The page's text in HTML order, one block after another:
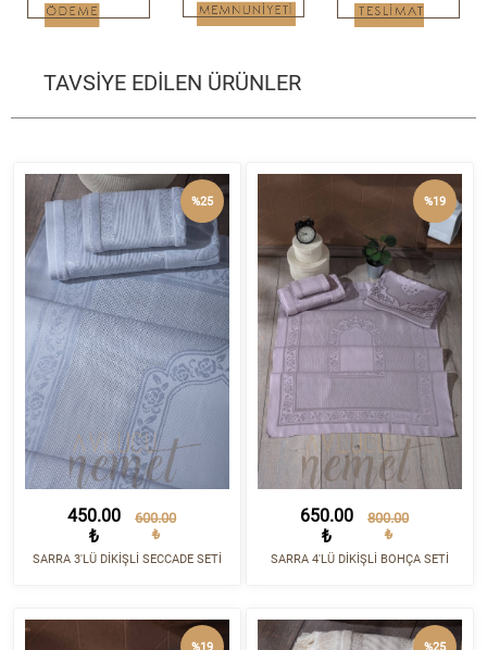
TAVSİYE EDİLEN ÜRÜNLER
450.00
₺
600.00
₺
SARRA 3'LÜ DİKİŞLİ SECCADE SETİ
%25
650.00
₺
800.00
₺
SARRA 4'LÜ DİKİŞLİ BOHÇA SETİ
%19
%19 %25